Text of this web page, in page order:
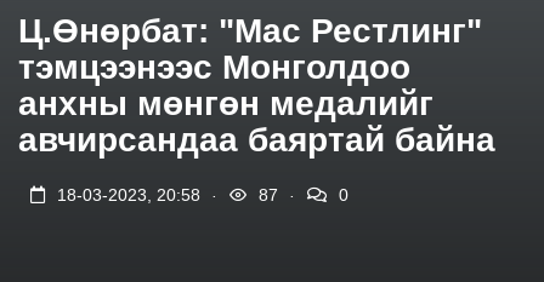
Ц.Өнөрбат: "Мас Рестлинг"
тэмцээнээс Монголдоо
анхны мөнгөн медалийг
авчирсандаа баяртай байна
18-03-2023, 20:58 87 0